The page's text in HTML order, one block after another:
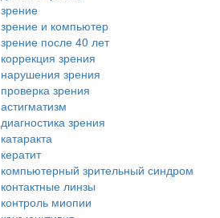
зрение
зрение и компьютер
зрение после 40 лет
коррекция зрения
нарушения зрения
проверка зрения
астигматизм
диагностика зрения
катаракта
кератит
компьютерный зрительный синдром
контактные линзы
контроль миопии